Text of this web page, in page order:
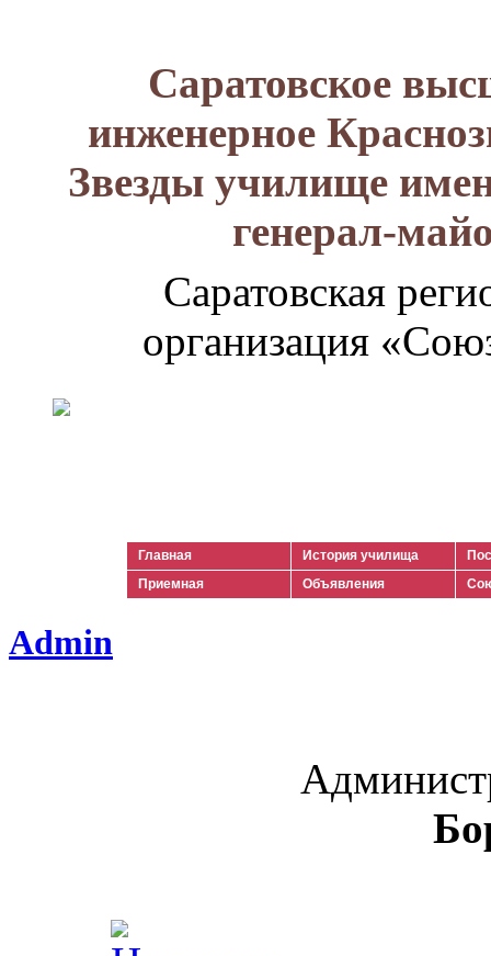
Саратовское
инженерное
Звезды училище
генерал-
Саратовская
организация
Главная История училища
Приемная
Объявления
Admin